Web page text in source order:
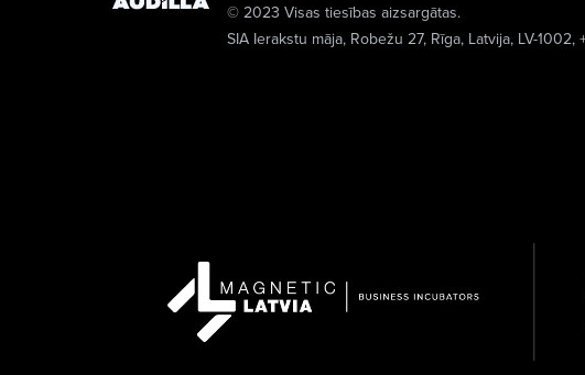
© 2023 Visas tiesības aizsargātas.
SIA Ierakstu māja, Robežu 27, Rīga, Latvija, LV-1002,